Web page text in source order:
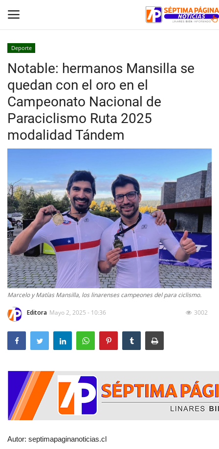
Inicio
Crónica
Policial
Tribunales
Política
Espectáculos
Deporte
Notable: hermanos Mansilla se
quedan con el oro en el
Campeonato Nacional de
Paraciclismo Ruta 2025
modalidad Tándem
Marcelo y Matías Mansilla, los linarenses campeones del para ciclismo.
Editora Mayo 2, 2025 - 10:36 3002
Autor: septimapaginanoticias.cl